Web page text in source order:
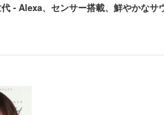
- Alexa、センサー搭載、鮮やかなサ
疲れない 跳ね上げ式アームレスト
EV3240X-WT | 31.5型4K
ギュラー 1回使い捨て 無香料 ホワイ